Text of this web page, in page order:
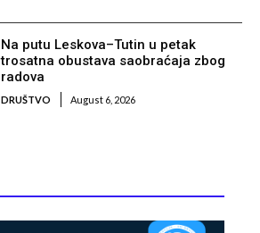
Na putu Leskova–Tutin u petak
trosatna obustava saobraćaja zbog
radova
DRUŠTVO August 6, 2026